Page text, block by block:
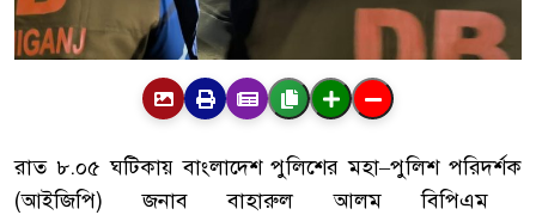
রাত ৮.০৫ ঘটিকায় বাংলাদেশ পুলিশের মহা–পুলিশ পরিদর্শক
(আইজিপি)জনাব বাহারুল আলম
বিপিএম